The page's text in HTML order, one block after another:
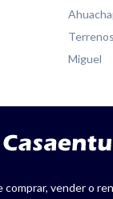
Miguel
comprar, vender o